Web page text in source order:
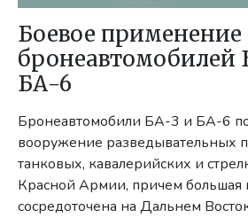
Боевое применение
бронеавтомобилей
БА-6
Бронеавтомобили БА-3 и БА-6
вооружение разведывательных
танковых, кавалерийских и
Красной Армии, причем большая
сосредоточена на Дальнем